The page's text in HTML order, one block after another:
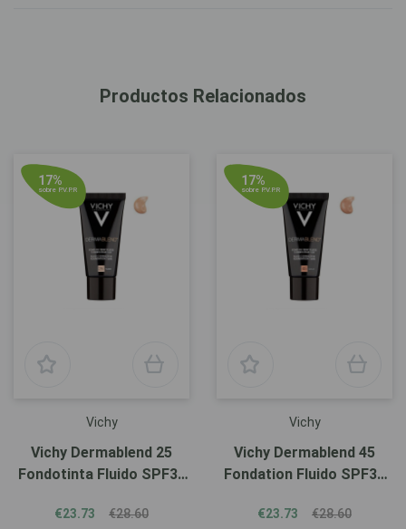
Productos Relacionados
17%
sobre P.V.P.R
Vichy
Vichy Dermablend 25
Fondotinta Fluido SPF35
€23.73 €28.60
17%
sobre P.V.P.R
Vichy
Vichy Dermablend 45
Fondation Fluido SPF35
€23.73 €28.60